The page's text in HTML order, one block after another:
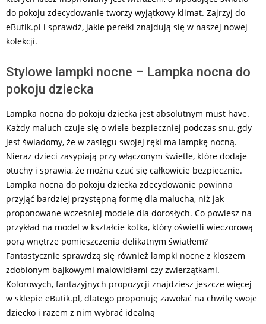
do pokoju zdecydowanie tworzy wyjątkowy klimat. Zajrzyj do
eButik.pl i sprawdź, jakie perełki znajdują się w naszej nowej
kolekcji.
Stylowe lampki nocne – Lampka nocna do
pokoju dziecka
Lampka nocna do pokoju dziecka jest absolutnym must have.
Każdy maluch czuje się o wiele bezpieczniej podczas snu, gdy
jest świadomy, że w zasięgu swojej ręki ma lampkę nocną.
Nieraz dzieci zasypiają przy włączonym świetle, które dodaje
otuchy i sprawia, że można czuć się całkowicie bezpiecznie.
Lampka nocna do pokoju dziecka zdecydowanie powinna
przyjąć bardziej przystępną formę dla malucha, niż jak
proponowane wcześniej modele dla dorosłych. Co powiesz na
przykład na model w kształcie kotka, który oświetli wieczorową
porą wnętrze pomieszczenia delikatnym światłem?
Fantastycznie sprawdzą się również lampki nocne z kloszem
zdobionym bajkowymi malowidłami czy zwierzątkami.
Kolorowych, fantazyjnych propozycji znajdziesz jeszcze więcej
w sklepie eButik.pl, dlatego proponuję zawołać na chwilę swoje
dziecko i razem z nim wybrać idealną